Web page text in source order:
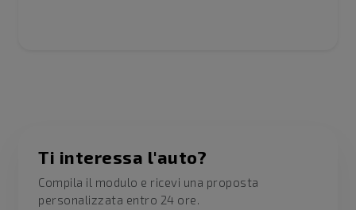
Ti interessa l'auto?
Compila il modulo e ricevi una proposta
personalizzata entro 24 ore.